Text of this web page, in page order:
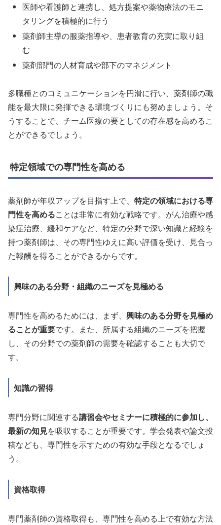
医師や看護師と連携し、処方提案や薬物療法のモニ
タリングを積極的に行う
薬剤師主導の服薬指導や、患者教育の充実に取り組
む
薬剤部門の人材育成や部下のマネジメント
多職種とのコミュニケーションを円滑に行い、薬剤師の職
能を最大限に発揮できる環境づくりにも努めましょう。そ
うすることで、チーム医療の要としての存在感を高めるこ
とができるでしょう。
特定領域での専門性を高める
薬剤師が年収アップを目指す上で、 特定の領域における専
門性を高めることは非常に有効な戦略です。がん治療や感
染症治療、緩和ケアなど、特定の分野で深い知識と経験を
持つ薬剤師は、その専門性ゆえに高い評価を受け、見合っ
た報酬を得ることができるからです。
興味のある分野・組織のニーズを見極める
専門性を高めるためには、まず、 興味のある分野を見極め
ることが重要です。また、所属する組織のニーズを把握
し、その分野での薬剤師の需要を確認することも大切で
す。
知識の習得
専門分野に関連する講習会やセミナーに積極的に参加し、
最新の知見を吸収することが重要です。学会発表や論文投
稿なども、専門性を示すための有効な手段となるでしょ
う。
資格取得
専門薬剤師の資格取得も、専門性を高める上で有効な方法